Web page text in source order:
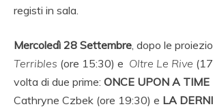
registi in sala.
Mercoledì 28 Settembre, dopo le
Terribles (ore 15:30) e Oltre Le Rive
volta di due prime: ONCE UPON A
Cathryne Czbek (ore 19:30) e LA